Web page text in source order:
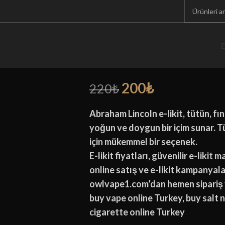
Owl Likit
220₺ 200₺
Abraham Lincoln e-likit, tütün,
yoğun ve doygun bir içim sunar.
için mükemmel bir seçenek.
E-likit fiyatları, güvenilir e-likit
online satış ve e-likit
owlvape1.com’dan hemen
buy vape online Turkey, buy salt
cigarette online Turkey